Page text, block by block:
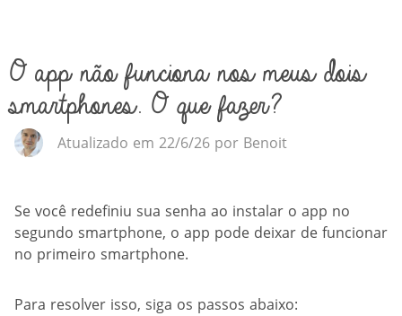
O app não funciona nos meus dois
smartphones. O que fazer?
Atualizado em 22/6/26 por Benoit
Se você redefiniu sua senha ao instalar o app no
segundo smartphone, o app pode deixar de funcionar
no primeiro smartphone.
Para resolver isso, siga os passos abaixo: